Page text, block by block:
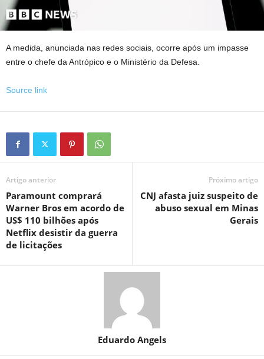
A medida, anunciada nas redes sociais, ocorre após um impasse
entre o chefe da Antrópico e o Ministério da Defesa.
Source link
Artigo anterior
Paramount comprará
Warner Bros em acordo de
US$ 110 bilhões após
Netflix desistir da guerra
de licitações
Próximo artigo
CNJ afasta juiz suspeito de
abuso sexual em Minas
Gerais
Eduardo Angels